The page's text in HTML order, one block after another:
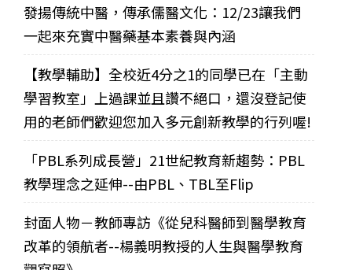
發揚傳統中醫，傳承儒醫文化：12/23讓我們
一起來充實中醫藥基本素養與內涵
【教學輔助】全校近4分之1的同學已在「主動
學習教室」上過課並且讚不絕口，還沒登記使
用的老師們歡迎您加入多元創新教學的行列喔!
「PBL系列成長營」21世紀教育新趨勢：PBL
教學理念之延伸--由PBL、TBL至Flip
封面人物－教師專訪《從兒科醫師到醫學教育
改革的領航者--楊義明教授的人生與醫學教育